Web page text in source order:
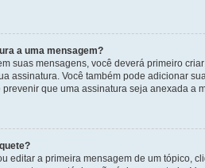
a uma mensagem?
suas mensagens, você deverá primeiro
assinatura. Você também pode adicionar
que uma assinatura seja anexada a
editar a primeira mensagem de um tópico,